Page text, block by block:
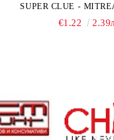
SUPER CLUE -
€1.22